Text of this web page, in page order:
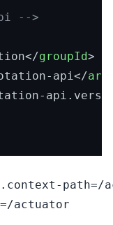
-->
</groupId>
api </
path=/
actuator